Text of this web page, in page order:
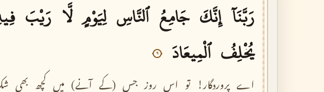
رَبَّنَآ إِنَّكَ جَامِعُ ٱلنَّاسِ لِيَوْمٍ لَّا رَيْبَ
يُخْلِفُ ٱلْمِيعَادَ ٩
اے پروردگار! تو اس روز جس (کے آنے) میں کچھ بھی